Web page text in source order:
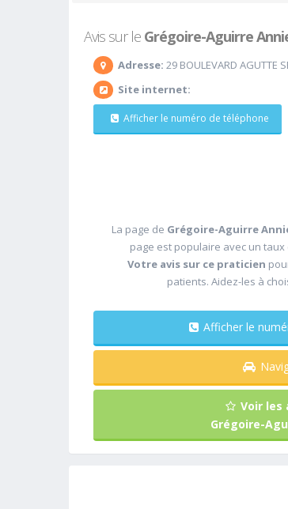
Avis sur le Grégoire-Aguirre
Adresse: 29 BOULEVARD AGUTTE
Site internet:
Afficher le numéro de téléphone
La page de Grégoire-Aguirre
page est populaire avec un
Votre avis sur ce praticien
patients. Aidez-les à
Afficher
Voir les
Grégoire-